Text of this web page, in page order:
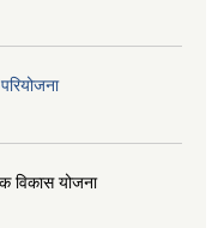
विकास योजना